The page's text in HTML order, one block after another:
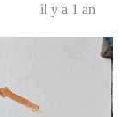
il y a 1 an